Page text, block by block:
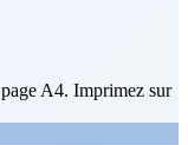
A4. Imprimez sur